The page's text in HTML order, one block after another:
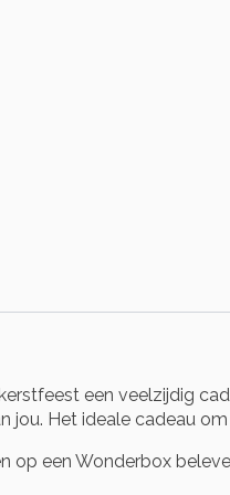
een veelzijdig
jou. Het ideale cadeau
een Wonderbox